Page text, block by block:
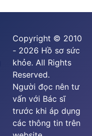
Copyright © 2010
- 2026 Hồ sơ sức
khỏe. All Rights
Reserved.
Người đọc nên tư
vấn với Bác sĩ
trước khi áp dụng
các thông tin trên